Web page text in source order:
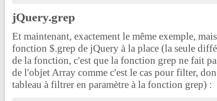
jQuery.grep
Et maintenant, exactement le même exemple,
fonction $.grep de jQuery à la place (la seule
de la fonction, c'est que la fonction grep ne fait
de l'objet Array comme c'est le cas pour filter,
tableau à filtrer en paramètre à la fonction grep) :